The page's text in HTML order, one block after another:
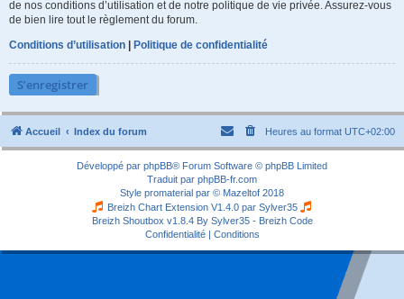
de nos conditions d’utilisation et de notre politique de vie privée. Assurez-vous
de bien lire tout le règlement du forum.
Conditions d’utilisation | Politique de confidentialité
S’enregistrer
Accueil Index du forum Heures au format UTC+02:00
Développé par phpBB® Forum Software © phpBB Limited
Traduit par phpBB-fr.com
Style promaterial par © Mazeltof 2018
Breizh Chart Extension V1.4.0 par Sylver35
Breizh Shoutbox v1.8.4 By Sylver35 - Breizh Code
Confidentialité| Conditions